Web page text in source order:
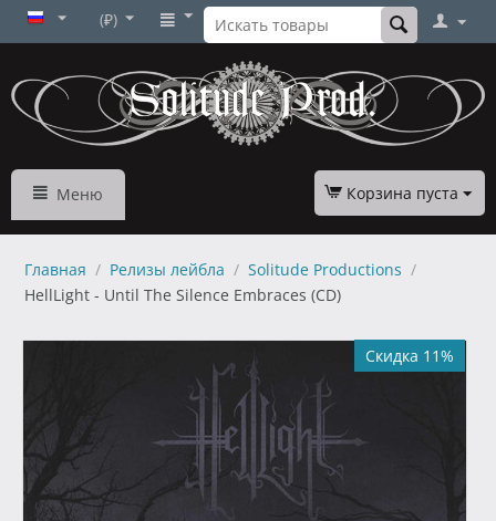
(₽)
Меню Корзина пуста
Главная / Релизы лейбла / Solitude Productions /
HellLight - Until The Silence Embraces (CD)
Скидка 11%